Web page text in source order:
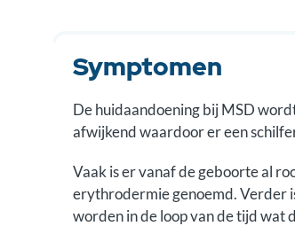
Symptomen
De huidaandoening bij MSD
afwijkend waardoor er een
Vaak is er vanaf de geboorte al
erythrodermie genoemd. Verder
worden in de loop van de tijd wat